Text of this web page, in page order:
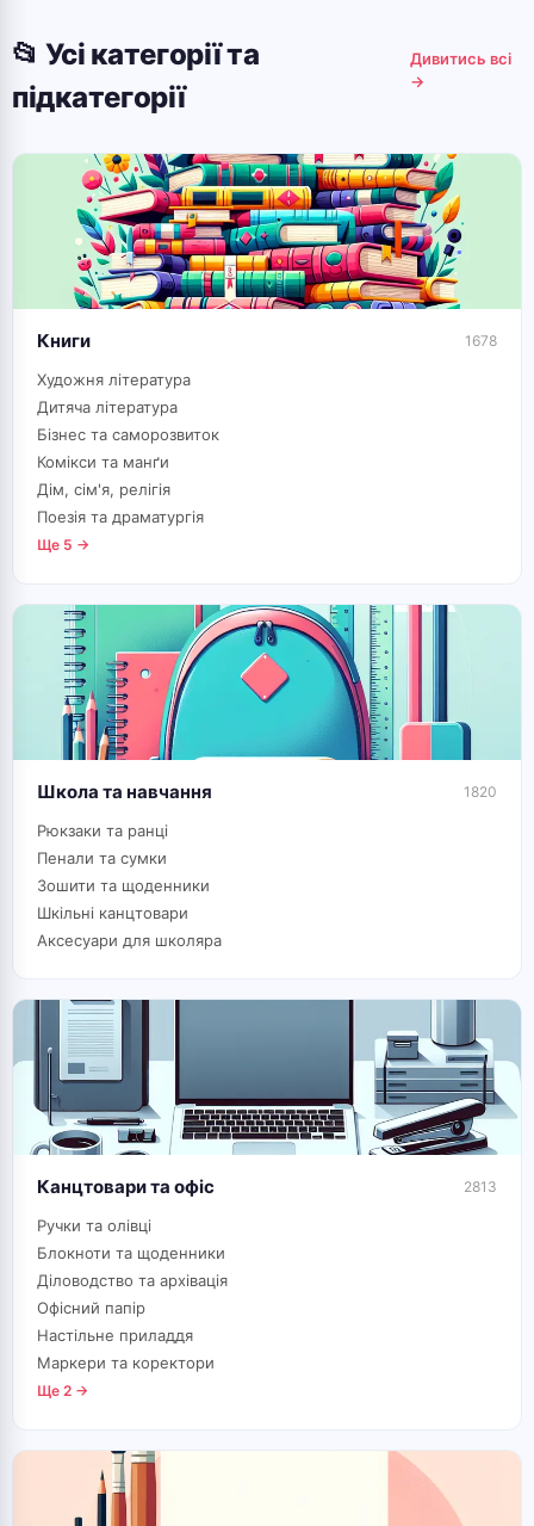
Творчість
меж
До 35% на
товари для
творчості:
мольберти,
картини за
номерами та
набори.
⚡ Усі
акції та
ЗНИЖКИ ДО
35%
⏳ ...
Перша покупка? Зареєструйтесь →
📂 Усі категорії та
підкатегорії
Дивитись всі
→
Книги 1678
Художня література
Дитяча література
Бізнес та саморозвиток
Комікси та манґи
Дім, сім'я, релігія
Поезія та драматургія
Ще 5 →
Школа та навчання 1820
Рюкзаки та ранці
Пенали та сумки
Зошити та щоденники
Шкільні канцтовари
Аксесуари для школяра
Канцтовари та офіс 2813
Ручки та олівці
Блокноти та щоденники
Діловодство та архівація
Офісний папір
Настільне приладдя
Маркери та коректори
Ще 2 →